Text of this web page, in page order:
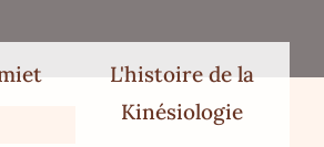
L'histoire de la
Kinésiologie